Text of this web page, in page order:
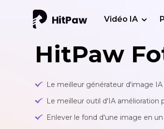
Vidéo IA
HitPaw
Le meilleur générateur d'image IA
Le meilleur outil d'IA amélioration
Enlever le fond d'une image en un